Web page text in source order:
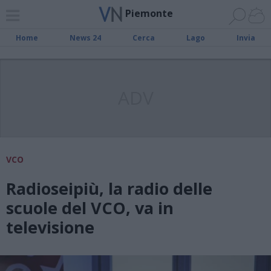
Piemonte
Home News 24 Cerca Lago Invia
VCO
Radioseipiù, la radio delle
scuole del VCO, va in
televisione